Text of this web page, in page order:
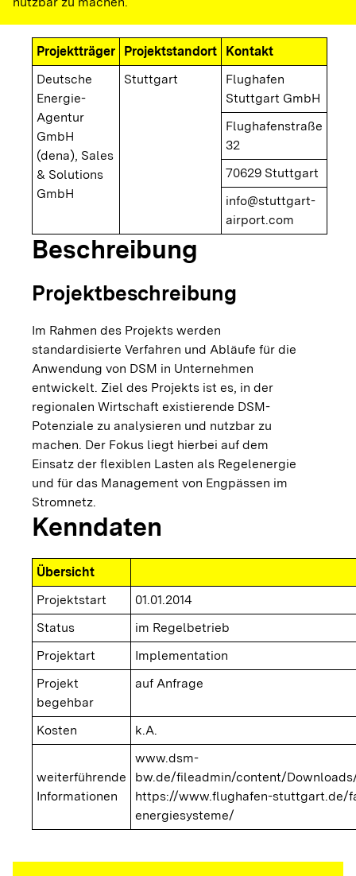
Projektträger Projektstandort
Kontakt
Deutsche
Energie-
Agentur
GmbH
(dena), Sales
& Solutions
GmbH
Stuttgart
Flughafen
Stuttgart GmbH
Flughafenstraße
32
70629 Stuttgart
info@stuttgart-
airport.com
Beschreibung
Projektbeschreibung
Im Rahmen des Projekts werden
standardisierte Verfahren und Abläufe für die
Anwendung von DSM in Unternehmen
entwickelt. Ziel des Projekts ist es, in der
regionalen Wirtschaft existierende DSM-
Potenziale zu analysieren und nutzbar zu
machen. Der Fokus liegt hierbei auf dem
Einsatz der flexiblen Lasten als Regelenergie
und für das Management von Engpässen im
Stromnetz.
Kenndaten
Übersicht
Projektstart
01.01.2014
Status
im Regelbetrieb
Projektart
Implementation
Projekt
begehbar
auf Anfrage
Kosten k.A.
weiterführende
Informationen
www.dsm-
bw.de/fileadmin/content/
https://www.flughafen-stuttgart.de/
energiesysteme/